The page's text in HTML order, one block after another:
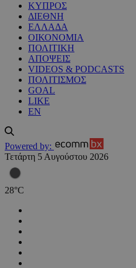
ΚΥΠΡΟΣ
ΔΙΕΘΝΗ
ΕΛΛΑΔΑ
ΟΙΚΟΝΟΜΙΑ
ΠΟΛΙΤΙΚΗ
ΑΠΟΨΕΙΣ
VIDEOS & PODCASTS
ΠΟΛΙΤΙΣΜΟΣ
GOAL
LIKE
EN
Powered by:
Τετάρτη 5 Αυγούστου 2026
28°C